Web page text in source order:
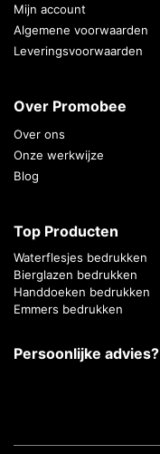
Mijn account
Algemene voorwaarden
Leveringsvoorwaarden
Over Promobee
Over ons
Onze werkwijze
Blog
Top Producten
Waterflesjes bedrukken
Bierglazen bedrukken
Handdoeken bedrukken
Emmers bedrukken
Persoonlijke advies?